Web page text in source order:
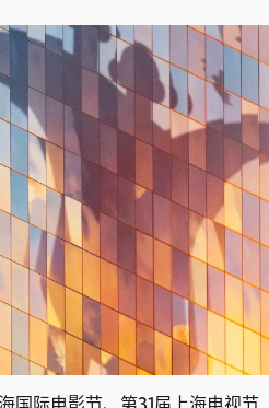
国际电影节、第31届上海电视节